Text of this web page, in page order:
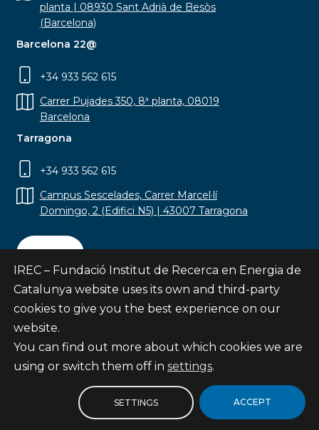
planta | 08930 Sant Adrià de Besòs
(Barcelona)
Barcelona 22@
+34 933 562 615
Carrer Pujades 350, 8ª planta, 08019
Barcelona
Tarragona
+34 933 562 615
Campus Sescelades, Carrer Marcel·lí
Domingo, 2 (Edifici N5) | 43007 Tarragona
Contact
Subscribe
© Fundació Institut de Recerca en Energia de
IREC – Fundació Institut de Recerca en Energia de
Catalunya website uses its own and third-party
cookies to give you the best experience on our
website.
You can find out more about which cookies we are
using or switch them off in settings.
ACCEPT
SETTINGS